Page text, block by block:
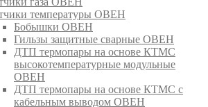
температуры ОВЕН
Бобышки ОВЕН
Гильзы защитные сварные ОВЕН
ДТП термопары на основе КТМС
высокотемпературные модульные
ОВЕН
ДТП термопары на основе КТМС с
кабельным выводом ОВЕН